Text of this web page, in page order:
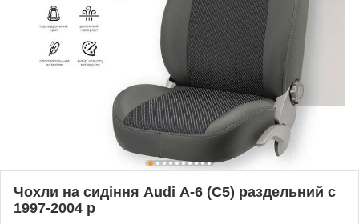
Чохли на сидіння Audi А-6 (C5) раздельний c
1997-2004 р